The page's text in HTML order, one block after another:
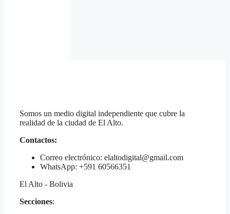
Somos un medio digital independiente que cubre la
realidad de la ciudad de El Alto.
Contactos:
Correo electrónico: elaltodigital@gmail.com
WhatsApp: +591 60566351
El Alto - Bolivia
Secciones: